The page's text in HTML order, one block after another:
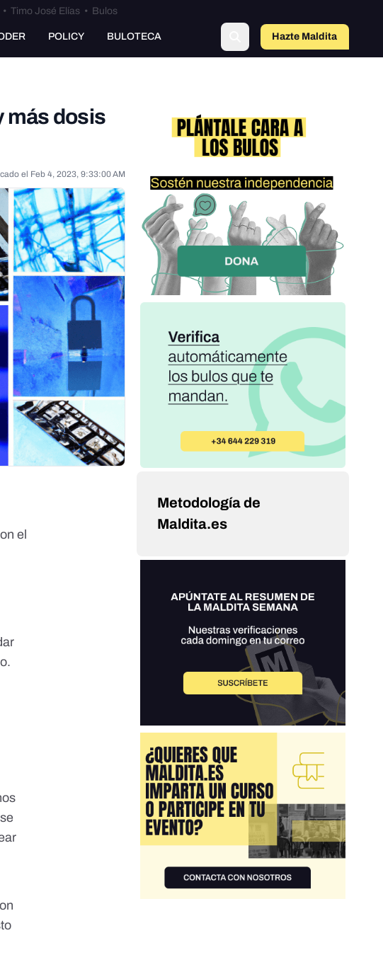
• Timo José Elías • Bulos
POLICY BULOTECA Hazte Maldito
más dosis
el Feb 4, 2023, 9:33:00 AM
el
Metodología de
Maldita.es